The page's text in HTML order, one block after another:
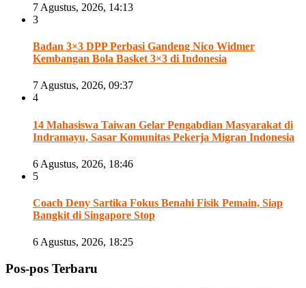
7 Agustus, 2026, 14:13
3
Badan 3×3 DPP Perbasi Gandeng Nico Widmer
Kembangan Bola Basket 3×3 di Indonesia
7 Agustus, 2026, 09:37
4
14 Mahasiswa Taiwan Gelar Pengabdian Masyarakat di
Indramayu, Sasar Komunitas Pekerja Migran Indonesia
6 Agustus, 2026, 18:46
5
Coach Deny Sartika Fokus Benahi Fisik Pemain, Siap
Bangkit di Singapore Stop
6 Agustus, 2026, 18:25
Pos-pos Terbaru